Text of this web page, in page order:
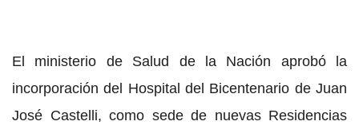
El ministerio de Salud de la Nación aprobó la
incorporación del Hospital del Bicentenario de Juan
José Castelli, como sede de nuevas Residencias